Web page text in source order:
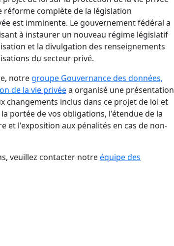
réforme complète de la législation
est imminente. Le gouvernement fédéral a
à instaurer un nouveau régime législatif
et la divulgation des renseignements
du secteur privé.
notre groupe Gouvernance des données,
de la vie privéea organisé une présentation
changements inclus dans ce projet de loi et
portée de vos obligations, l'étendue de la
et l'exposition aux pénalités en cas de non-
veuillez contacter notreéquipe des